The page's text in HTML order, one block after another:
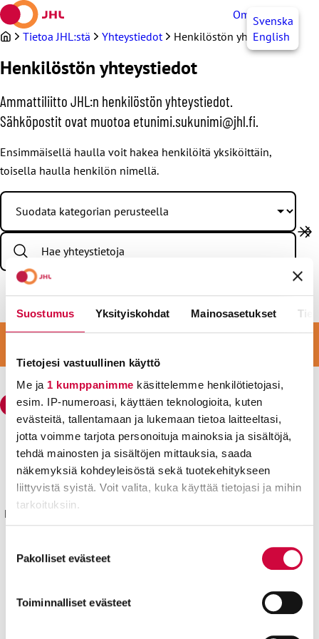
Suostumus Yksityiskohdat Mainosasetukset
Tietojesi vastuullinen käyttö
Me ja 1 kumppanimme käsittelemme henkilötietojasi,
esim. IP-numeroasi, käyttäen teknologioita, kuten
evästeitä, tallentamaan ja lukemaan tietoa laitteeltasi,
jotta voimme tarjota personoituja mainoksia ja sisältöjä,
tehdä mainosten ja sisältöjen mittauksia, saada
näkemyksiä kohdeyleisöstä sekä tuotekehitykseen
liittyvistä syistä. Voit valita, kuka käyttää tietojasi ja mihin
tarkoituksiin.
voit määrittää asetuksesi
. Voit muuttaa
valinta
Pakolliset evästeet
Toiminnalliset evästeet
Siirry
sisältöön
OmaJHLSvenska
English
Tietoa JHL:stä Yhteystiedot Henkilöstön yhteystiedot
Henkilöstön yhteystiedot
Ammattiliitto JHL:n henkilöstön yhteystiedot.
Sähköpostit ovat muotoa etunimi.sukunimi@jhl.fi.
Ensimmäisellä haulla voit hakea henkilöitä yksiköittäin,
toisella haulla henkilön nimellä.
S
a
:
LIITY VAHVAAN JOUKKOON
LIITY JÄSENEKSI
Julkisten ja hyvinvointialojen liitto JHL
Käyntiosoite: Sörnäisten rantatie 23, 00500 Helsinki
Postiosoite: PL 101, 00531 Helsinki
Kyllä joku hoitaa® sekä isokirjainlyhenne JHL® ovat JHL:lle